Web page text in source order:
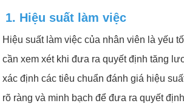
1. Hiệu suất làm việc
Hiệu suất làm việc của nhân viên là yếu
cần xem xét khi đưa ra quyết định tăng
xác định các tiêu chuẩn đánh giá hiệu
rõ ràng và minh bạch để đưa ra quyết